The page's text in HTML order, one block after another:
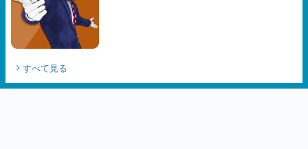
すべて見る